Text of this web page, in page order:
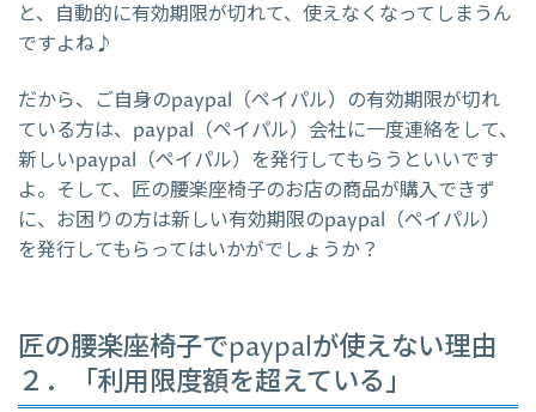
と、自動的に有効期限が切れて、使えなくなってしまうん
ですよね♪
だから、ご自身のpaypal（ペイパル）の有効期限が切れ
ている方は、paypal（ペイパル）会社に一度連絡をして、
新しいpaypal（ペイパル）を発行してもらうといいです
よ。そして、匠の腰楽座椅子のお店の商品が購入できず
に、お困りの方は新しい有効期限のpaypal（ペイパル）
を発行してもらってはいかがでしょうか？
匠の腰楽座椅子でpaypalが使えない理由
２．「利用限度額を超えている」